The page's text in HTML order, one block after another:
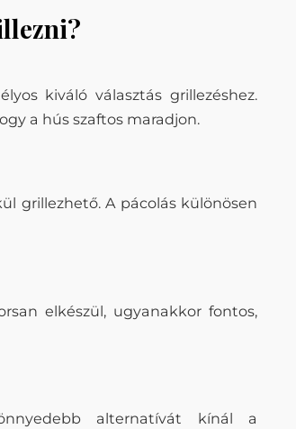
kiváló választás grillezéshez.
a hús szaftos maradjon.
grillezhető. A pácolás különösen
elkészül, ugyanakkor fontos,
alternatívát kínál a